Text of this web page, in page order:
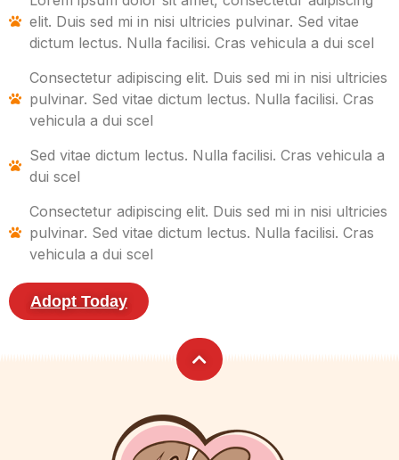
elit. Duis sed mi in nisi ultricies pulvinar. Sed vitae
dictum lectus. Nulla facilisi. Cras vehicula a dui scel
Consectetur adipiscing elit. Duis sed mi in nisi ultricies
pulvinar. Sed vitae dictum lectus. Nulla facilisi. Cras
vehicula a dui scel
Sed vitae dictum lectus. Nulla facilisi. Cras vehicula a
dui scel
Consectetur adipiscing elit. Duis sed mi in nisi ultricies
pulvinar. Sed vitae dictum lectus. Nulla facilisi. Cras
vehicula a dui scel
Adopt Today